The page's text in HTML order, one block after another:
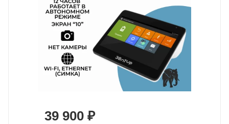
39 900 ₽